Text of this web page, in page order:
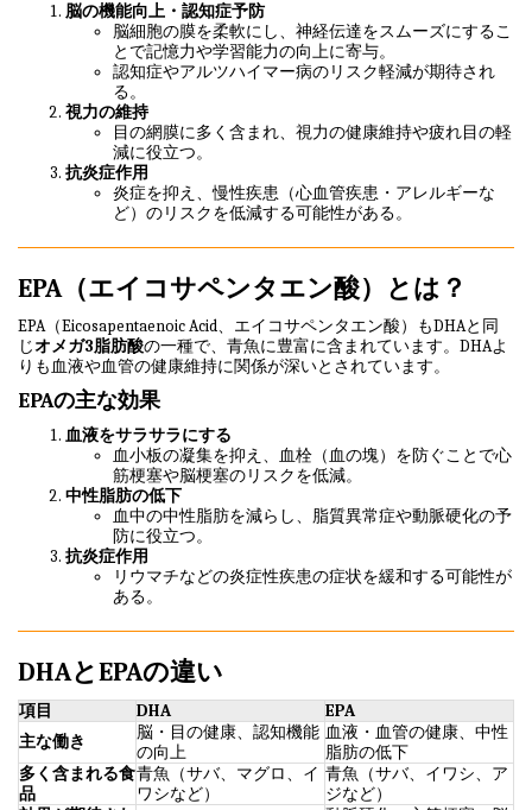
脳の機能向上・認知症予防
脳細胞の膜を柔軟にし、神経伝達をスムーズにするこ
とで記憶力や学習能力の向上に寄与。
認知症やアルツハイマー病のリスク軽減が期待され
る。
視力の維持
目の網膜に多く含まれ、視力の健康維持や疲れ目の軽
減に役立つ。
抗炎症作用
炎症を抑え、慢性疾患（心血管疾患・アレルギーな
ど）のリスクを低減する可能性がある。
EPA（エイコサペンタエン酸）とは？
EPA（Eicosapentaenoic Acid、エイコサペンタエン酸）もDHAと同
じオメガ3脂肪酸の一種で、青魚に豊富に含まれています。DHAよ
りも血液や血管の健康維持に関係が深いとされています。
EPAの主な効果
血液をサラサラにする
血小板の凝集を抑え、血栓（血の塊）を防ぐことで心
筋梗塞や脳梗塞のリスクを低減。
中性脂肪の低下
血中の中性脂肪を減らし、脂質異常症や動脈硬化の予
防に役立つ。
抗炎症作用
リウマチなどの炎症性疾患の症状を緩和する可能性が
ある。
DHAとEPAの違い
項目 DHA
EPA
主な働き
脳・目の健康、認知機能
の向上
血液・血管の健康、中性
脂肪の低下
多く含まれる食
品
青魚（サバ、マグロ、イ
ワシなど）
青魚（サバ、イワシ、ア
ジなど）